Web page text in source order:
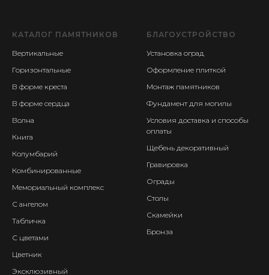
КАТАЛОГ ПАМЯТНИКОВ
Вертикальные
Горизонтальные
В форме креста
В форме сердца
Волна
Книга
Колумбарий
Комбинированные
Мемориальный комплекс
С ангелом
Табличка
С цветами
Цветник
Эксклюзивный
БЛАГОУСТРОЙСТВО
Установка оград
Оформление плиткой
Монтаж памятников
Фундамент для могилы
Условия доставка и способы
оплаты
Щебень декоративный
Гравировка
Ограды
Столы
Скамейки
Бронза